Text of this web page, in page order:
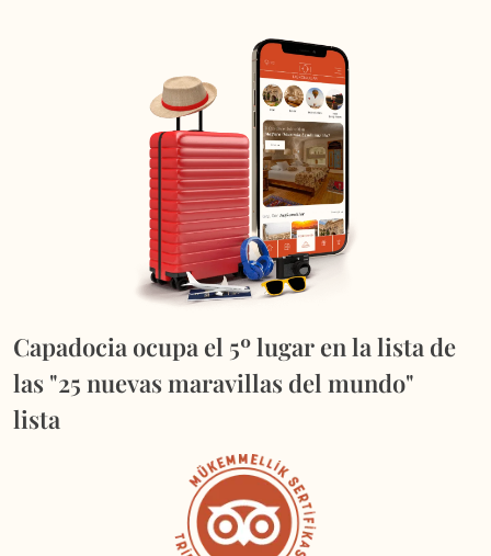
Capadocia ocupa el 5º lugar en la lista de
las "25 nuevas maravillas del mundo"
lista